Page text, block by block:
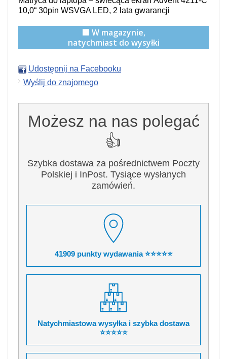
10,0“ 30pin WSVGA LED, 2 lata gwarancji
🟩 W magazynie,
natychmiast do wysyłki
Udostępnij na Facebooku
Wyślij do znajomego
Możesz na nas polegać
👍
Szybka dostawa za pośrednictwem Poczty
Polskiej i InPost. Tysiące wysłanych
zamówień.
41909 punkty wydawania ⭐⭐⭐⭐⭐
Natychmiastowa wysyłka i szybka dostawa
⭐⭐⭐⭐⭐